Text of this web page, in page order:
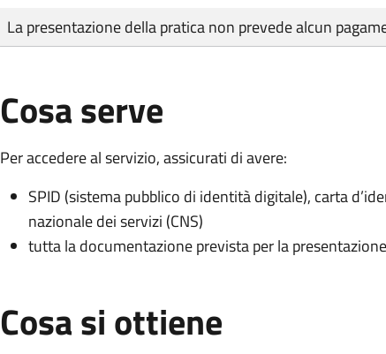
Tipo di pagamento
Importo
La presentazione della pratica non prevede alcun
Cosa serve
Per accedere al servizio, assicurati di avere:
SPID (sistema pubblico di identità digitale), carta
nazionale dei servizi (CNS)
tutta la documentazione prevista per la
Cosa si ottiene